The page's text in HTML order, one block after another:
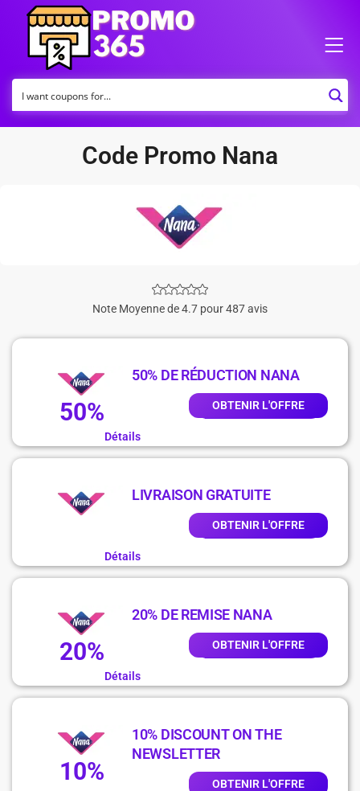
Code Promo Nana
Note Moyenne de 4.7 pour 487 avis
50%
50% DE RÉDUCTION NANA
OBTENIR L'OFFRE
Détails
LIVRAISON GRATUITE
OBTENIR L'OFFRE
Détails
20%
20% DE REMISE NANA
OBTENIR L'OFFRE
Détails
10%
10% DISCOUNT ON THE
NEWSLETTER
OBTENIR L'OFFRE